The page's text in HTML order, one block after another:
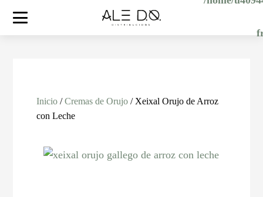
Inicio /Cremas de Orujo / Xeixal Orujo de Arroz
con Leche